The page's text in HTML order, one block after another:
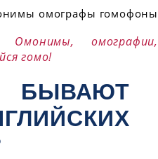
Омонимы, омографии,
гомо!